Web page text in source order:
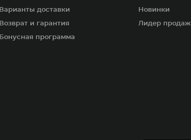
Варианты доставки
Возврат и гарантия
Бонусная программа
Новинки
Лидер продаж